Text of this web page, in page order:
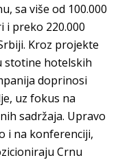
sa više od 100.000
i preko 220.000
Kroz projekte
stotine hotelskih
doprinosi
uz fokus na
sadržaja. Upravo
i na konferenciji,
Crnu